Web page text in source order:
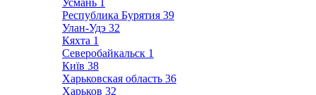
Усмань 1
Республика Бурятия 39
Улан-Удэ 32
Кяхта 1
Северобайкальск 1
Київ 38
Харьковская область 36
Харьков 32